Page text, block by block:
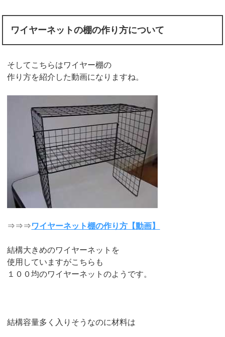
ワイヤーネットの棚の作り方について
そしてこちらはワイヤー棚の
作り方を紹介した動画になりますね。
⇒⇒⇒ワイヤーネット棚の作り方【動画】
結構大きめのワイヤーネットを
使用していますがこちらも
１００均のワイヤーネットのようです。
結構容量多く入りそうなのに材料は